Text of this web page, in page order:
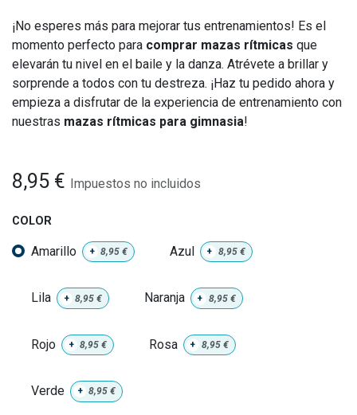
¡No esperes más para mejorar tus entrenamientos! Es el
momento perfecto para comprar mazas rítmicas que
elevarán tu nivel en el baile y la danza. Atrévete a brillar y
sorprende a todos con tu destreza. ¡Haz tu pedido ahora y
empieza a disfrutar de la experiencia de entrenamiento con
nuestras mazas rítmicas para gimnasia!
8,95 € Impuestos no incluidos
COLOR
Amarillo + 8,95 € Azul + 8,95€
Lila + 8,95 € Naranja + 8,95€
Rojo + 8,95 € Rosa + 8,95€
Verde + 8,95 €